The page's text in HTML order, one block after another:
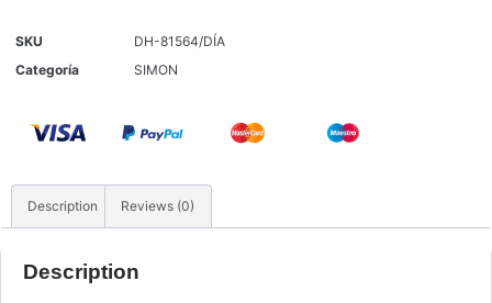
SKU
DH-81564/DÍA
Categoría
SIMON
Description Reviews (0)
Description